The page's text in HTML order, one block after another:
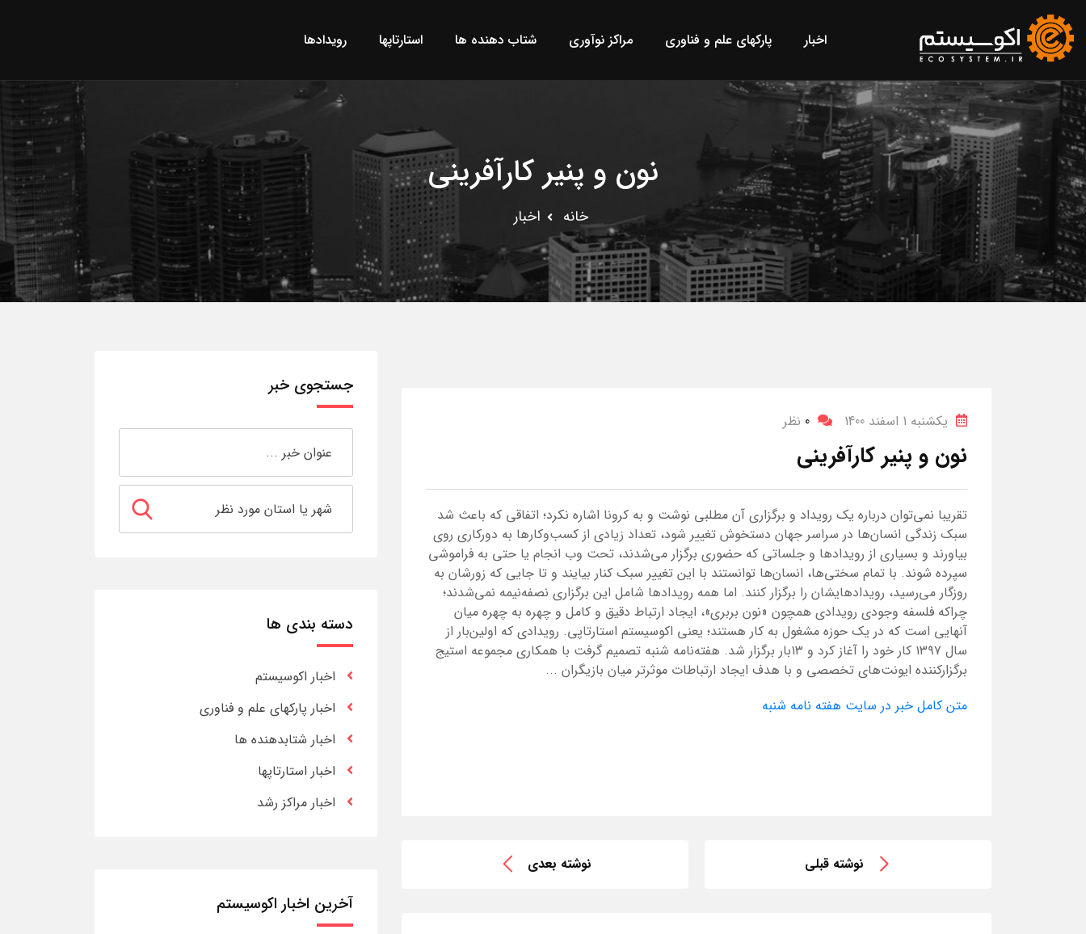
اخبار پارکهای علم و فناوری مراکز نوآوری شتاب دهنده ها استارتاپها رویدادها
نون و پنیر کارآفرینی
خانه اخبار
یکشنبه 1 اسفند 1400 0 نظر
نون و پنیر کارآفرینی
تقریبا نمی‌توان درباره یک رویداد و برگزاری آن مطلبی نوشت و به کرونا اشاره نکرد؛ اتفاقی که باعث شد
سبک زندگی انسان‌ها در سراسر جهان دستخوش تغییر شود، تعداد زیادی از کسب‌و‌کارها به دورکاری روی
بیاورند و بسیاری از رویدادها و جلساتی که حضوری برگزار می‌شدند، تحت وب انجام یا حتی به فراموشی
سپرده شوند. با تمام سختی‌ها، انسان‌ها توانستند با این تغییر سبک کنار بیایند و تا جایی که زورشان به
روزگار می‌رسید، رویدادهایشان را برگزار کنند. اما همه رویدادها شامل این برگزاری نصفه‌نیمه نمی‌شدند؛
چراکه فلسفه وجودی رویدادی همچون «نون بربری»، ایجاد ارتباط دقیق و کامل و چهره به چهره میان
آنهایی است که در یک حوزه مشغول به کار هستند؛ یعنی اکوسیستم استارتاپی. رویدادی که اولین‌بار از
سال ۱۳۹۷ کار خود را آغاز کرد و ۱۳بار برگزار شد. هفته‌نامه شنبه تصمیم گرفت با همکاری مجموعه استیج
برگزار‌کننده ایونت‌های تخصصی و‌ با هدف ایجاد ارتباطات موثرتر میان بازیگران ...
متن کامل خبر در سایت هفته نامه شنبه
نوشته قبلی نوشته بعدی
جستجوی خبر
دسته بندی ها
اخبار اکوسیستم
اخبار پارکهای علم و فناوری
اخبار شتابدهنده ها
اخبار استارتاپها
اخبار مراکز رشد
آخرین اخبار اکوسیستم